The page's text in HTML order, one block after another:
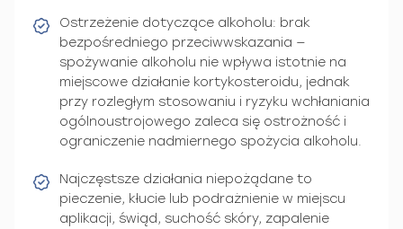
Ostrzeżenie dotyczące alkoholu: brak
bezpośredniego przeciwwskazania —
spożywanie alkoholu nie wpływa istotnie na
miejscowe działanie kortykosteroidu, jednak
przy rozległym stosowaniu i ryzyku wchłaniania
ogólnoustrojowego zaleca się ostrożność i
ograniczenie nadmiernego spożycia alkoholu.
Najczęstsze działania niepożądane to
pieczenie, kłucie lub podrażnienie w miejscu
aplikacji, świąd, suchość skóry, zapalenie